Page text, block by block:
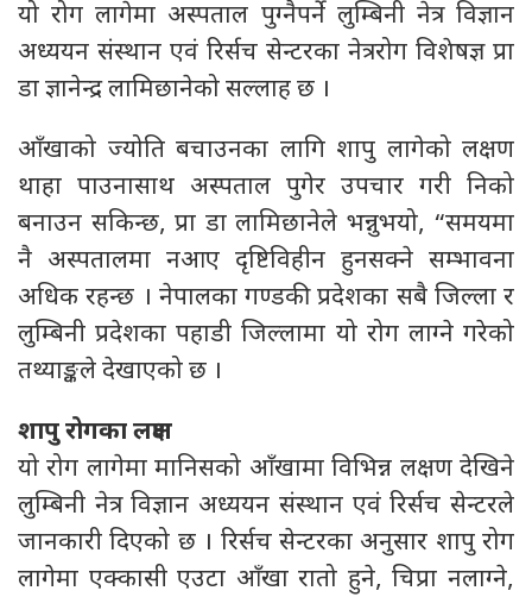
यो रोग लागेमा अस्पताल पुग्नैपर्ने लुम्बिनी नेत्र विज्ञान
अध्ययन संस्थान एवं रिर्सच सेन्टरका नेत्ररोग विशेषज्ञ प्रा
डा ज्ञानेन्द्र लामिछानेको सल्लाह छ ।
आँखाको ज्योति बचाउनका लागि शापु लागेको लक्षण
थाहा पाउनासाथ अस्पताल पुगेर उपचार गरी निको
बनाउन सकिन्छ, प्रा डा लामिछानेले भन्नुभयो, “समयमा
नै अस्पतालमा नआए दृष्टिविहीन हुनसक्ने सम्भावना
अधिक रहन्छ । नेपालका गण्डकी प्रदेशका सबै जिल्ला र
लुम्बिनी प्रदेशका पहाडी जिल्लामा यो रोग लाग्ने गरेको
तथ्याङ्कले देखाएको छ ।
शापु रोगका लक्षण
यो रोग लागेमा मानिसको आँखामा विभिन्न लक्षण देखिने
लुम्बिनी नेत्र विज्ञान अध्ययन संस्थान एवं रिर्सच सेन्टरले
जानकारी दिएको छ । रिर्सच सेन्टरका अनुसार शापु रोग
लागेमा एक्कासी एउटा आँखा रातो हुने, चिप्रा नलाग्ने,